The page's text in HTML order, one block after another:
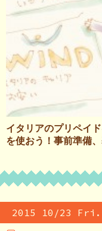
イタリアのプリペイ
を使おう！事前準備
2015 10/23 Fri.